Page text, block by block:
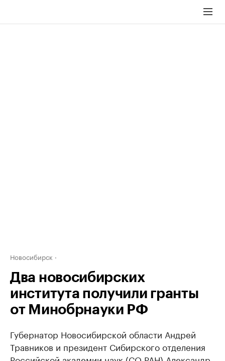
Новосибирск
Два новосибирских
института получили гранты
от Минобрнауки РФ
Губернатор Новосибирской области Андрей
Травников и президент Сибирского отделения